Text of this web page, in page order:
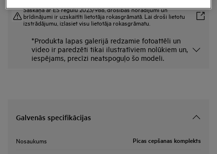
Saskaņā ar ES regulu 2023/988, drošības norādījumi un
brīdinājumi ir uzskaitīti lietotāja rokasgrāmatā. Lai droši lietotu
izstrādājumu, izlasiet visu lietotāja rokasgrāmatu.
*Produkta lapas galerijā redzamie fotoattēli un
video ir paredzēti tikai ilustratīviem nolūkiem un,
iespējams, precīzi neatspoguļo šo modeli.
Galvenās specifikācijas
Nosaukums Picas cepšanas komplekts